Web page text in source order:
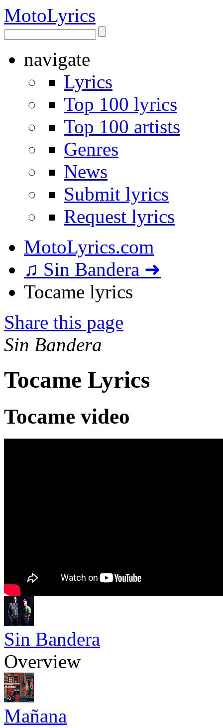
MotoLyrics
navigate
Lyrics
Top 100 lyrics
Top 100 artists
Genres
News
Submit lyrics
Request lyrics
MotoLyrics.com
♫ Sin Bandera ➜
Tocame lyrics
Share this page
Sin Bandera
Tocame Lyrics
Tocame video
Sin Bandera
Overview
Mañana